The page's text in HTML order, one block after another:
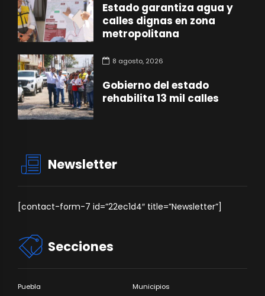
Estado garantiza agua y
calles dignas en zona
metropolitana
8 agosto, 2026
Gobierno del estado
rehabilita 13 mil calles
Newsletter
[contact-form-7 id=”22ec1d4″ title=”Newsletter”]
Secciones
Puebla Municipios